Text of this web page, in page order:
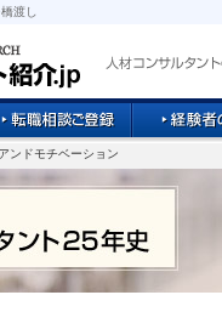
渡し
ンドモチベーション